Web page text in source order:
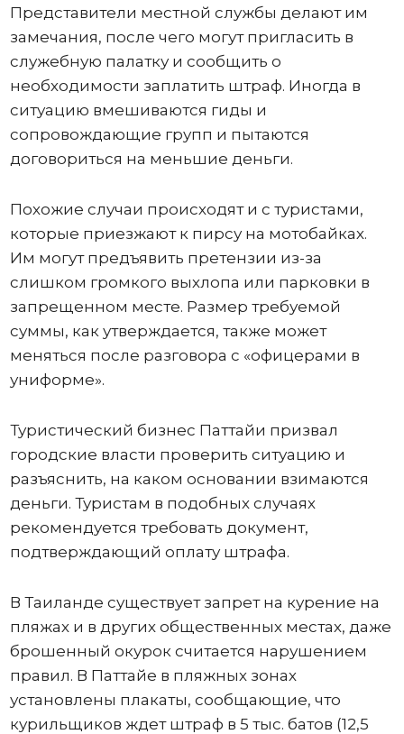
Представители местной службы делают им
замечания, после чего могут пригласить в
служебную палатку и сообщить о
необходимости заплатить штраф. Иногда в
ситуацию вмешиваются гиды и
сопровождающие групп и пытаются
договориться на меньшие деньги.
Похожие случаи происходят и с туристами,
которые приезжают к пирсу на мотобайках.
Им могут предъявить претензии из-за
слишком громкого выхлопа или парковки в
запрещенном месте. Размер требуемой
суммы, как утверждается, также может
меняться после разговора с «офицерами в
униформе».
Туристический бизнес Паттайи призвал
городские власти проверить ситуацию и
разъяснить, на каком основании взимаются
деньги. Туристам в подобных случаях
рекомендуется требовать документ,
подтверждающий оплату штрафа.
В Таиланде существует запрет на курение на
пляжах и в других общественных местах, даже
брошенный окурок считается нарушением
правил. В Паттайе в пляжных зонах
установлены плакаты, сообщающие, что
курильщиков ждет штраф в 5 тыс. батов (12,5